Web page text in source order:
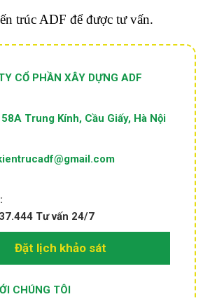
trúc ADF để được tư vấn.
CỔ PHẦN XÂY DỰNG ADF
58A Trung Kính, Cầu Giấy, Hà Nội
Tư vấn 24/7
Đặt lịch khảo sát
CHÚNG TÔI